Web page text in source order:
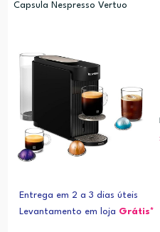
Capsula Nespresso Vertuo
Entrega em 2 a 3 dias úteis
Levantamento em loja Grátis*